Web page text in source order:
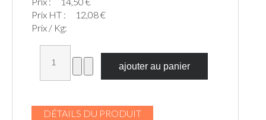
Prix HT :
12,08 €
Prix / Kg:
DÉTAILS DU PRODUIT